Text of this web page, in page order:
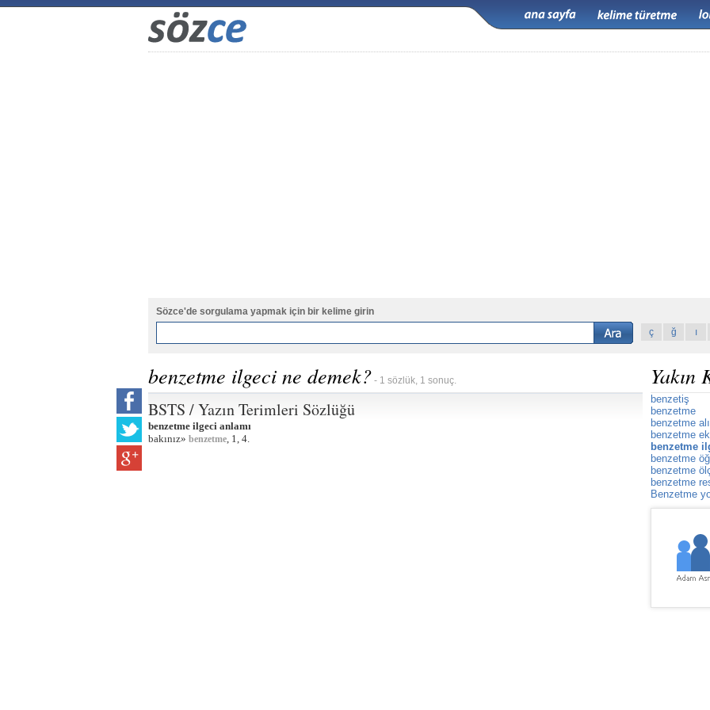
Sözce'de sorgulama yapmak için bir kelime girin
ç
ğ ı
benzetme ilgeci ne demek? - 1 sözlük, 1 sonuç.
BSTS / Yazın Terimleri Sözlüğü
benzetme ilgeci anlamı
bakınız» benzetme, 1, 4.
Yakın
benzetiş
benzetme
benzetme
benzetme
benzetme
benzetme
benzetme
benzetme
Benzetme